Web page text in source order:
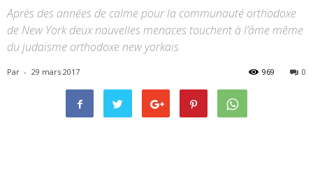
Après des années de calme pour la communauté orthodoxe
de New York deux nouvelles menaces touchent à l’âme même
du judaïsme orthodoxe new yorkais
Par - 29 mars 2017 0
969